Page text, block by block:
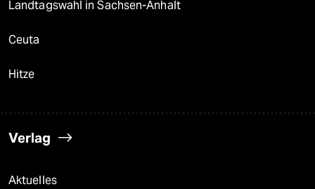
Landtagswahl in Sachsen-Anhalt
Ceuta
Hitze
Verlag
Aktuelles